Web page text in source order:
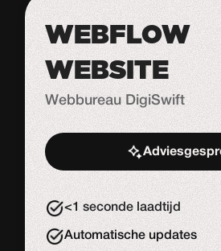
WEBFLOW
WEBSITE
Webbureau DigiSwift
Start de
<1 seconde laadtijd
Automatische updates